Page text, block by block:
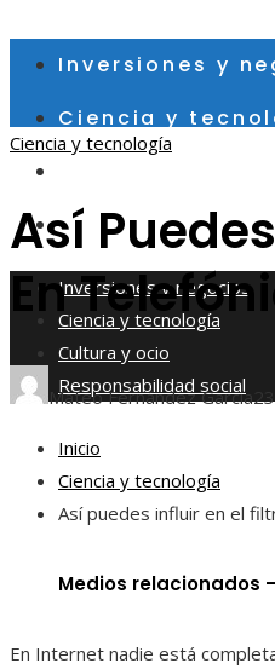
Inversiones y
Ciencia y
Inversiones y negocios
Ciencia y tecnología
Cultura y ocio
Responsabilidad social
Ciencia y tecnología
Así
En
Mateo Fernández García
Inicio
Ciencia y tecnología
Así puedes influir en el
Medios relacionados
En Internet nadie está